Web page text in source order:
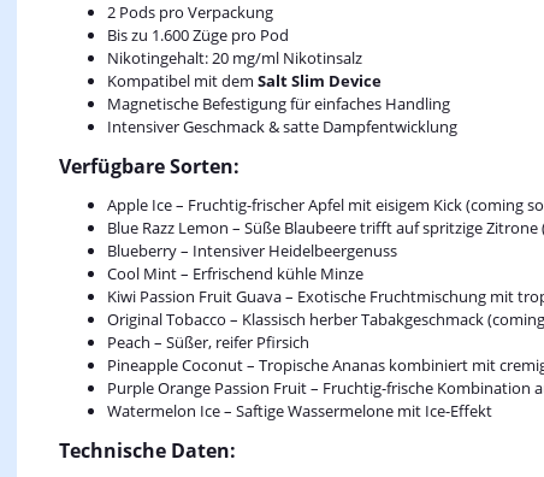
2 Pods pro Verpackung
Bis zu 1.600 Züge pro Pod
Nikotingehalt: 20 mg/ml Nikotinsalz
Kompatibel mit dem Salt Slim Device
Magnetische Befestigung für einfaches Handling
Intensiver Geschmack & satte Dampfentwicklung
Verfügbare Sorten:
Apple Ice – Fruchtig-frischer Apfel mit eisigem Kick (coming
Blue Razz Lemon – Süße Blaubeere trifft auf spritzige
Blueberry – Intensiver Heidelbeergenuss
Cool Mint – Erfrischend kühle Minze
Kiwi Passion Fruit Guava – Exotische Fruchtmischung mit
Original Tobacco – Klassisch herber Tabakgeschmack
Peach – Süßer, reifer Pfirsich
Pineapple Coconut – Tropische Ananas kombiniert mit
Purple Orange Passion Fruit – Fruchtig-frische Kombination
Watermelon Ice – Saftige Wassermelone mit Ice-Effekt
Technische Daten: